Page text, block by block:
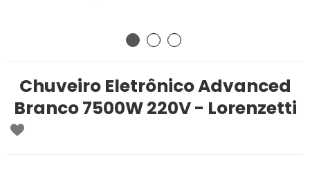
Chuveiro Eletrônico Advanced
Branco 7500W 220V - Lorenzetti